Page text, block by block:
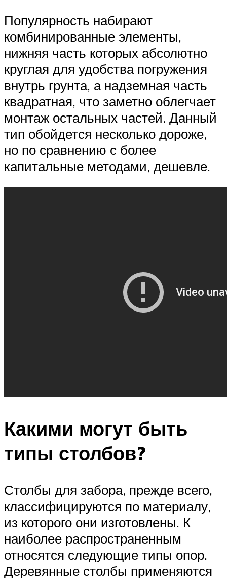
Популярность набирают
комбинированные элементы,
нижняя часть которых абсолютно
круглая для удобства погружения
внутрь грунта, а надземная часть
квадратная, что заметно облегчает
монтаж остальных частей. Данный
тип обойдется несколько дороже,
но по сравнению с более
капитальные методами, дешевле.
Какими могут быть
типы столбов?
Столбы для забора, прежде всего,
классифицируются по материалу,
из которого они изготовлены. К
наиболее распространенным
относятся следующие типы опор.
Деревянные столбы применяются